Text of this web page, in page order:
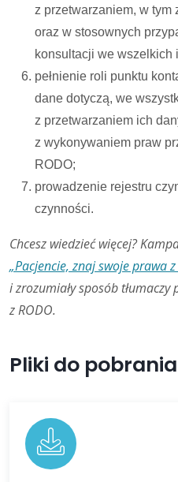
z przetwarzaniem, w tym
oraz w stosownych
konsultacji we wszelkich
pełnienie roli punktu
dane dotyczą, we
z przetwarzaniem ich
z wykonywaniem praw
RODO;
prowadzenie rejestru
czynności.
Chcesz wiedzieć więcej?
„Pacjencie, znaj swoje prawa z
i zrozumiały sposób
z RODO.
Pliki do